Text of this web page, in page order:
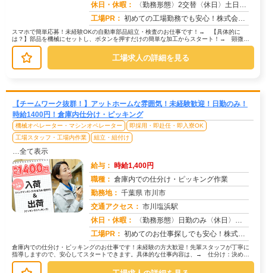
休日・休暇：
〈勤務形態〉2交替〈休日〉土日祝★ＧＷ★夏季休暇★冬季休暇★年末年始
工場PR： 初めての工場勤務でも安心！株式会社京栄センターなら、専属スタッフが就業までしっかりサポート！→ 家具付き寮も完備！...
スマホで簡単応募！未経験OKの自動車部品組立・検査のお仕事です！→ 【具体的に
は？】部品を機械にセットし、ボタンを押すだけの簡単な加工からスタート！→ 顕微鏡
を使って、部品がきちんと加工されてい...
工場求人の詳細を見る
【チームワーク抜群！】アットホームな雰囲気！未経験歓迎！日勤のみ！
時給1400円！倉庫内仕分け・ピッキング
機械オペレーター・マシンオペレーター
即採用・即赴任・即入寮OK
工場スタッフ・工場内作業
組立・組付け
…全て表示
給与： 時給1,400円
職種： 倉庫内での仕分け・ピッキング作業
勤務地： 千葉県 市川市
交通アクセス： 市川塩浜駅
休日・休暇：
〈勤務形態〉日勤のみ〈休日〉シフト制★ＧＷ★夏季休暇★冬季休暇★年末年始
工場PR： 初めてのお仕事探しでも安心！株式会社京栄センターで新しい一歩を踏み出してみませんか？→未経験者多数活躍中！経験やス...
倉庫内での仕分け・ピッキングのお仕事です！未経験の方大歓迎！先輩スタッフが丁寧に
指導しますので、安心してスタートできます。具体的な仕事内容は、→ 仕分け：決めら
れたルールに従って、部品などを種類...